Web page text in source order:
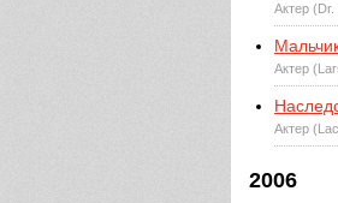
Актер (Dr.
Актер
Актер
2006